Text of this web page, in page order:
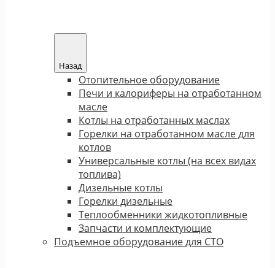
Назад
Отопительное оборудование
Печи и калориферы на отработанном
масле
Котлы на отработанных маслах
Горелки на отработанном масле для
котлов
Универсальные котлы (на всех видах
топлива)
Дизельные котлы
Горелки дизельные
Теплообменники жидкотопливные
Запчасти и комплектующие
Подъемное оборудование для СТО